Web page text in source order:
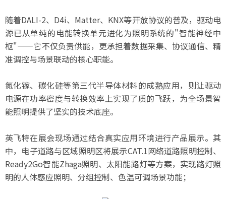
随着DALI-2、D4i、Matter、KNX等开放协议的普及，驱动电
源已从单纯的电能转换单元进化为照明系统的"智能神经中
枢"——它不仅负责供能，更承担着数据采集、协议通信、精
准调控与场景联动的核心职能。
氮化镓、碳化硅等第三代半导体材料的成熟应用，则让驱动
电源在功率密度与转换效率上实现了质的飞跃，为全场景智
能照明提供了坚实的技术底座。
英飞特在展会现场通过结合真实应用环境进行产品展示。其
中，电子道路与区域照明区将展示CAT.1网络道路照明控制、
Ready2Go智能Zhaga照明、太阳能路灯等方案，实现路灯照
明的人体感应照明、分组控制、色温可调场景功能；